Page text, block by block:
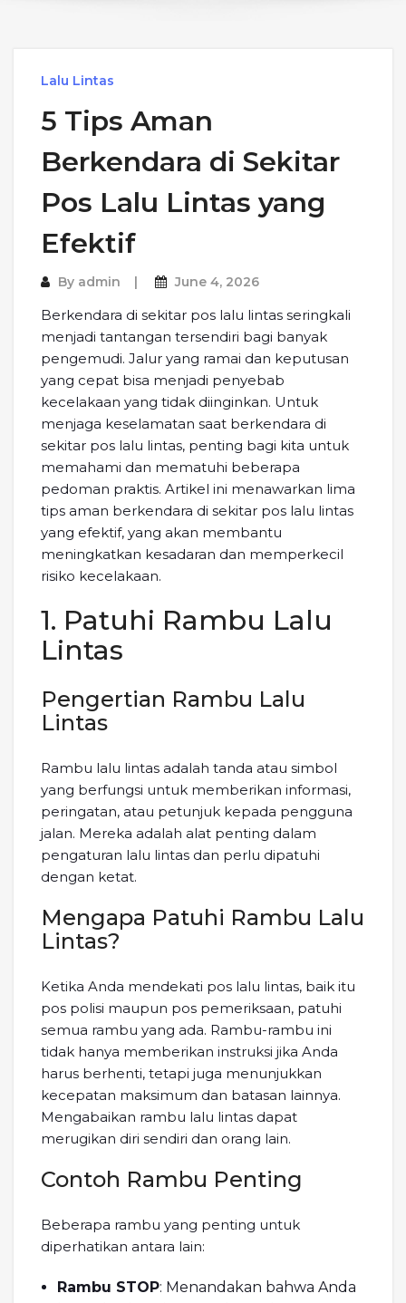
Lalu Lintas
5 Tips Aman
Berkendara di Sekitar
Pos Lalu Lintas yang
Efektif
By admin June 4, 2026
Berkendara di sekitar pos lalu lintas seringkali
menjadi tantangan tersendiri bagi banyak
pengemudi. Jalur yang ramai dan keputusan
yang cepat bisa menjadi penyebab
kecelakaan yang tidak diinginkan. Untuk
menjaga keselamatan saat berkendara di
sekitar pos lalu lintas, penting bagi kita untuk
memahami dan mematuhi beberapa
pedoman praktis. Artikel ini menawarkan lima
tips aman berkendara di sekitar pos lalu lintas
yang efektif, yang akan membantu
meningkatkan kesadaran dan memperkecil
risiko kecelakaan.
1. Patuhi Rambu Lalu
Lintas
Pengertian Rambu Lalu
Lintas
Rambu lalu lintas adalah tanda atau simbol
yang berfungsi untuk memberikan informasi,
peringatan, atau petunjuk kepada pengguna
jalan. Mereka adalah alat penting dalam
pengaturan lalu lintas dan perlu dipatuhi
dengan ketat.
Mengapa Patuhi Rambu Lalu
Lintas?
Ketika Anda mendekati pos lalu lintas, baik itu
pos polisi maupun pos pemeriksaan, patuhi
semua rambu yang ada. Rambu-rambu ini
tidak hanya memberikan instruksi jika Anda
harus berhenti, tetapi juga menunjukkan
kecepatan maksimum dan batasan lainnya.
Mengabaikan rambu lalu lintas dapat
merugikan diri sendiri dan orang lain.
Contoh Rambu Penting
Beberapa rambu yang penting untuk
diperhatikan antara lain:
Rambu STOP: Menandakan bahwa Anda